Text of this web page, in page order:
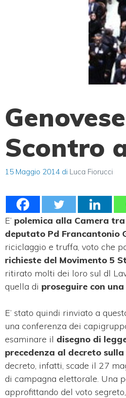
Scontro
15 Maggio 2014 di Luca Fiorucci
E’ polemica alla Camera
deputato Pd Francantonio
riciclaggio e truffa, voto che
richieste del Movimento 5
ritirato molti dei loro sul dl
quella di proseguire con
E’ stato quindi rinviato a
una conferenza dei
esaminare il disegno di
precedenza al decreto sulla
decreto, infatti, scade il 27
di campagna elettorale. Una
approfittando del voto